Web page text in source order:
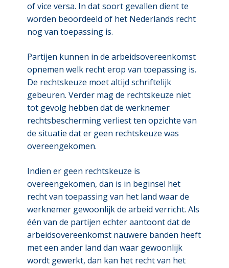
of vice versa. In dat soort gevallen dient te
worden beoordeeld of het Nederlands recht
nog van toepassing is.
Partijen kunnen in de arbeidsovereenkomst
opnemen welk recht erop van toepassing is.
De rechtskeuze moet altijd schriftelijk
gebeuren. Verder mag de rechtskeuze niet
tot gevolg hebben dat de werknemer
rechtsbescherming verliest ten opzichte van
de situatie dat er geen rechtskeuze was
overeengekomen.
Indien er geen rechtskeuze is
overeengekomen, dan is in beginsel het
recht van toepassing van het land waar de
werknemer gewoonlijk de arbeid verricht. Als
één van de partijen echter aantoont dat de
arbeidsovereenkomst nauwere banden heeft
met een ander land dan waar gewoonlijk
wordt gewerkt, dan kan het recht van het